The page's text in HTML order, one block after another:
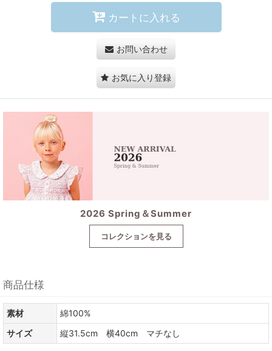
カートに入れる
お問い合わせ
お気に入り登録
2026 Spring＆Summer
コレクションを見る
商品仕様
素材
綿100%
サイズ
縦31.5cm 横40cm マチなし